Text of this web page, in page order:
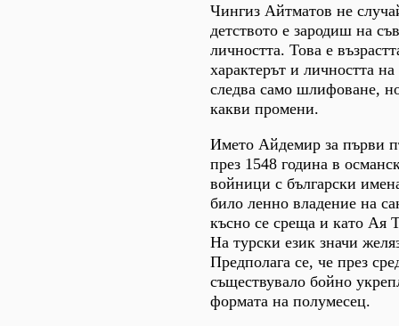
Чингиз Айтматов не
детството е зародиш на
личността. Това е
характерът и личността
следва само шлифоване,
какви промени.
Името Айдемир за първи
през 1548 година в
войници с български
било ленно владение на
късно се среща и като
На турски език значи
Предполага се, че през
съществувало бойно
формата на полумесец.